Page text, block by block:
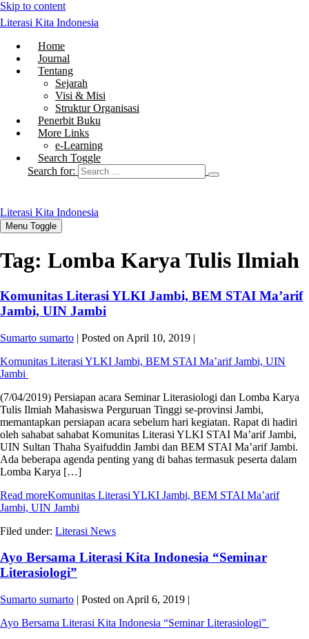
Skip to content
Literasi Kita Indonesia
Home
Journal
Tentang
Sejarah
Visi & Misi
Struktur Organisasi
Penerbit Buku
More Links
e-Learning
Search Toggle
Search for:
Literasi Kita Indonesia
Menu Toggle
Tag: Lomba Karya Tulis Ilmiah
Komunitas Literasi YLKI Jambi, BEM STAI Ma’arif
Jambi, UIN Jambi
Sumarto sumarto | Posted on April 10, 2019 |
Komunitas Literasi YLKI Jambi, BEM STAI Ma’arif Jambi, UIN
Jambi
(7/04/2019) Persiapan acara Seminar Literasiologi dan Lomba Karya
Tulis Ilmiah Mahasiswa Perguruan Tinggi se-provinsi Jambi,
memantapkan persiapan acara sebelum hari kegiatan. Rapat di hadiri
oleh sahabat sahabat Komunitas Literasi YLKI STAI Ma’arif Jambi,
UIN Sultan Thaha Syaifuddin Jambi dan BEM STAI Ma’arif Jambi.
Ada beberapa agenda penting yang di bahas termasuk peserta dalam
Lomba Karya […]
Read moreKomunitas Literasi YLKI Jambi, BEM STAI Ma’arif
Jambi, UIN Jambi
Filed under: Literasi News
Ayo Bersama Literasi Kita Indonesia “Seminar
Literasiologi”
Sumarto sumarto | Posted on April 6, 2019 |
Ayo Bersama Literasi Kita Indonesia “Seminar Literasiologi”